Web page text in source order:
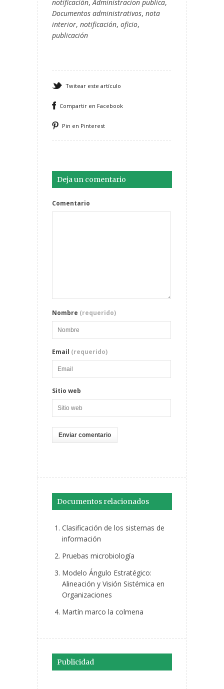
notificación,Administracion publica,
Documentos administrativos, nota
interior, notificación, oficio,
publicación
Twitear este artículo
Compartir en Facebook
Pin en Pinterest
Deja un comentario
Comentario
Nombre (requerido)
Email (requerido)
Sitio web
Documentos relacionados
Clasificación de los sistemas de
información
Pruebas microbiología
Modelo Ángulo Estratégico:
Alineación y Visión Sistémica en
Organizaciones
Martín marco la colmena
Publicidad